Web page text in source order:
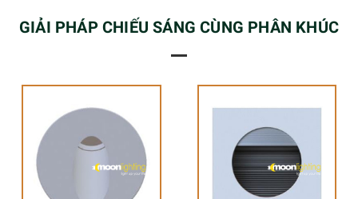
GIẢI PHÁP CHIẾU SÁNG CÙNG PHÂN KHÚC